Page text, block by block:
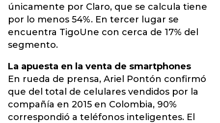
únicamente por Claro, que se calcula tiene
por lo menos 54%. En tercer lugar se
encuentra TigoUne con cerca de 17% del
segmento.
La apuesta en la venta de smartphones
En rueda de prensa, Ariel Pontón confirmó
que del total de celulares vendidos por la
compañía en 2015 en Colombia, 90%
correspondió a teléfonos inteligentes. El